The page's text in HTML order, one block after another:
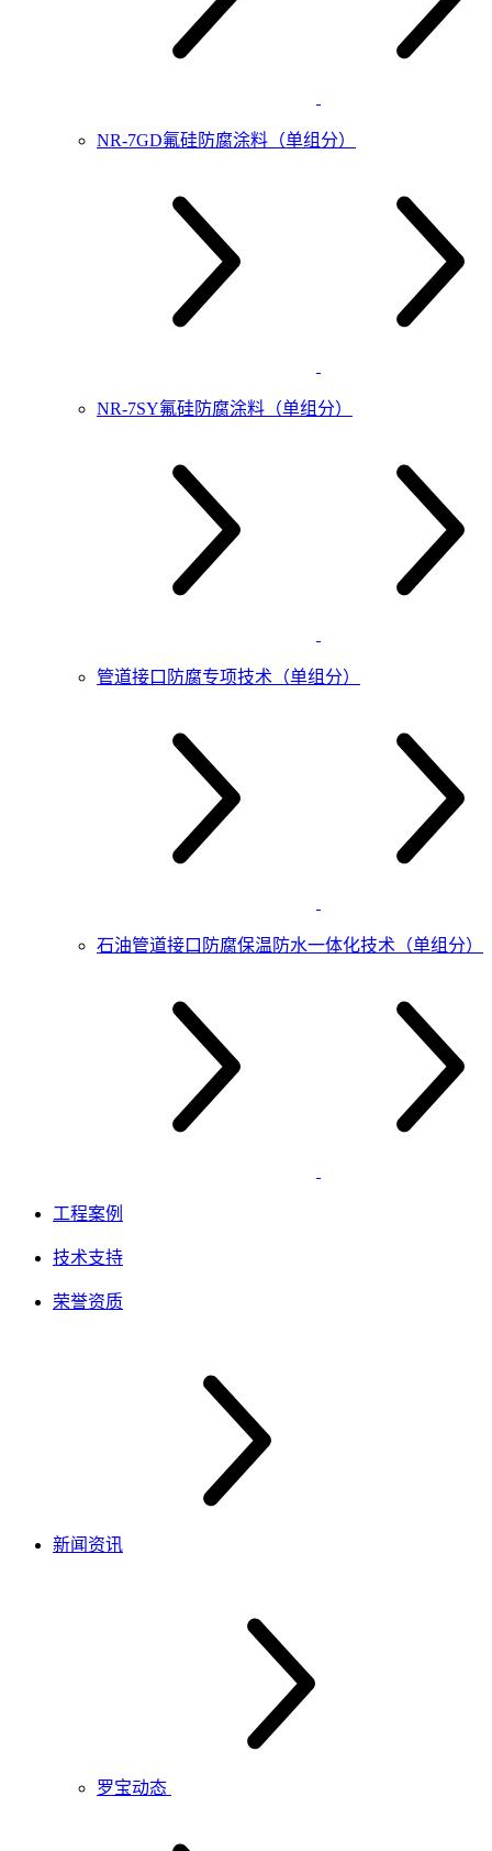
NR-7GD氟硅防腐涂料（单组分）
NR-7SY氟硅防腐涂料（单组分）
管道接口防腐专项技术（单组分）
石油管道接口防腐保温防水一体化技术（单组分）
工程案例
技术支持
荣誉资质
新闻资讯
罗宝动态